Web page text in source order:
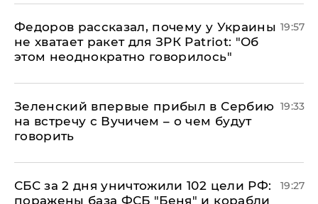
Федоров рассказал, почему у Украины
не хватает ракет для ЗРК Patriot: "Об
этом неоднократно говорилось"
19:57
Зеленский впервые прибыл в Сербию
на встречу с Вучичем – о чем будут
говорить
19:33
СБС за 2 дня уничтожили 102 цели РФ:
поражены база ФСБ "Беня" и корабли
19:27